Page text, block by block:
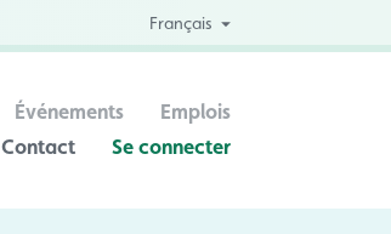
Français
Contact Se connecter
Événements Emplois